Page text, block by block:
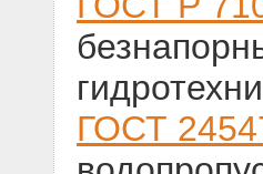
ГОСТ